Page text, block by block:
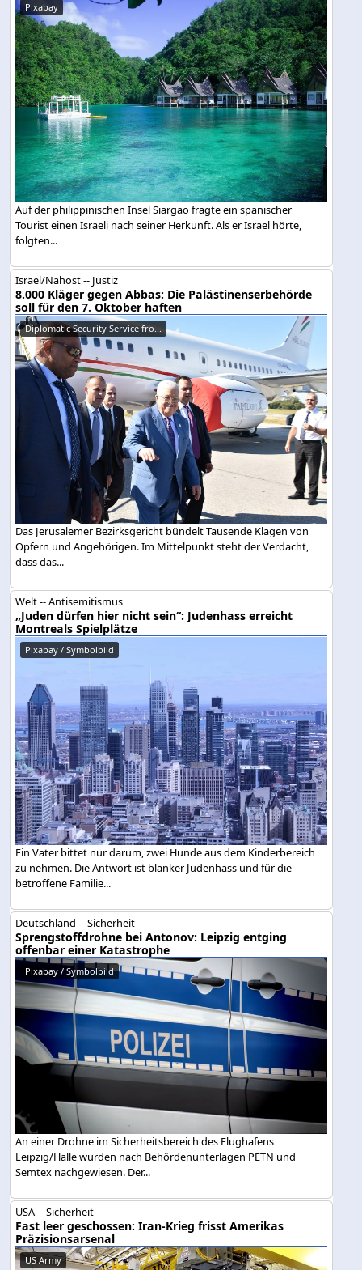
Pixabay
Auf der philippinischen Insel Siargao fragte ein spanischer
Tourist einen Israeli nach seiner Herkunft. Als er Israel hörte,
folgten...
Israel/Nahost -- Justiz
8.000 Kläger gegen Abbas: Die Palästinenserbehörde
soll für den 7. Oktober haften
Diplomatic Security Service fro...
Das Jerusalemer Bezirksgericht bündelt Tausende Klagen von
Opfern und Angehörigen. Im Mittelpunkt steht der Verdacht,
dass das...
Welt -- Antisemitismus
„Juden dürfen hier nicht sein“: Judenhass erreicht
Montreals Spielplätze
Pixabay / Symbolbild
Ein Vater bittet nur darum, zwei Hunde aus dem Kinderbereich
zu nehmen. Die Antwort ist blanker Judenhass und für die
betroffene Familie...
Deutschland -- Sicherheit
Sprengstoffdrohne bei Antonov: Leipzig entging
offenbar einer Katastrophe
Pixabay / Symbolbild
An einer Drohne im Sicherheitsbereich des Flughafens
Leipzig/Halle wurden nach Behördenunterlagen PETN und
Semtex nachgewiesen. Der...
USA -- Sicherheit
Fast leer geschossen: Iran-Krieg frisst Amerikas
Präzisionsarsenal
US Army